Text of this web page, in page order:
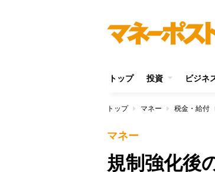
トップ 投資 ビジネ
トップ マネー 税金・給付
マネー
規制強化後